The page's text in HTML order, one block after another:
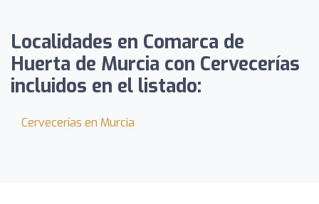
Localidades en Comarca de
Huerta de Murcia con Cervecerías
incluidos en el listado:
Cervecerías en Murcia